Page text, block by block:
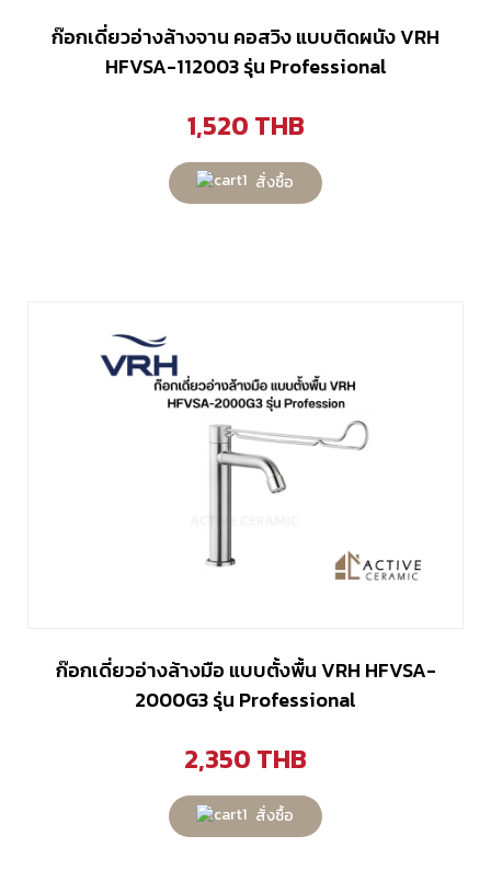
ก๊อกเดี่ยวอ่างล้างจาน คอสวิง แบบติดผนัง VRH
HFVSA-112003 รุ่น Professional
1,520 THB
สั่งซื้อ
ก๊อกเดี่ยวอ่างล้างมือ แบบตั้งพื้น VRH HFVSA-
2000G3 รุ่น Professional
2,350 THB
สั่งซื้อ